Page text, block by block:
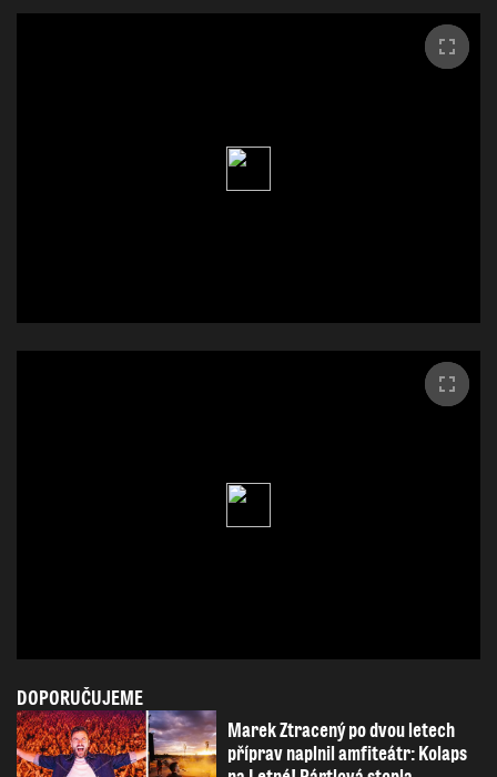
DOPORUČUJEME
Marek Ztracený po dvou letech
příprav naplnil amfiteátr: Kolaps